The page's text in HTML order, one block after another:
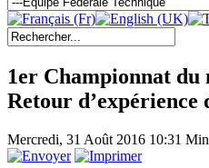
1er Championnat du
Retour
Mercredi, 31 Août 2016 10:31